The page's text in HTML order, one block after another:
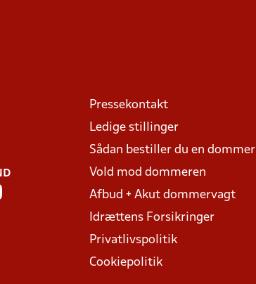
Pressekontakt
Ledige stillinger
Sådan bestiller du en dommer
Vold mod dommeren
Afbud + Akut dommervagt
Idrættens Forsikringer
Privatlivspolitik
Cookiepolitik